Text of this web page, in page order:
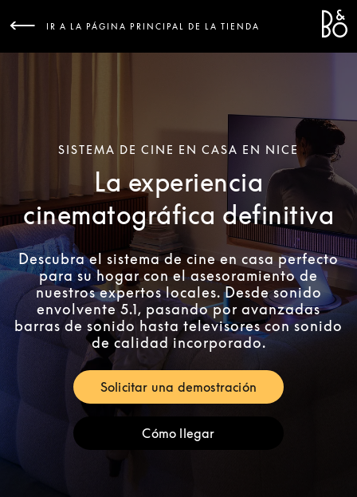
IR A LA PÁGINA PRINCIPAL DE LA TIENDA
SISTEMA DE CINE EN CASA EN NICE
La experiencia
cinematográfica definitiva
Descubra el sistema de cine en casa perfecto
para su hogar con el asesoramiento de
nuestros expertos locales. Desde sonido
envolvente 5.1, pasando por avanzadas
barras de sonido hasta televisores con sonido
de calidad incorporado.
Solicitar una demostración
Link Opens in New Tab
Cómo llegarLink Opens in New Tab